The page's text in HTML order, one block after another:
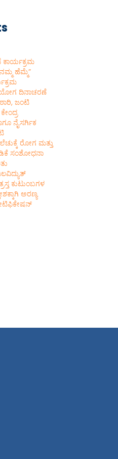
ಕಾರ್ಯಕ್ರಮ
ಹೆಮ್ಮೆ”
ಯೋಗ ದಿನಾಚರಣೆ
ಜಂಟಿ
ನೈಸರ್ಗಿಕ
ರೋಗ ಮತ್ತು
ಸಂಶೋಧನಾ
ಕುಟುಂಬಗಳ
ಅರಣ್ಯ